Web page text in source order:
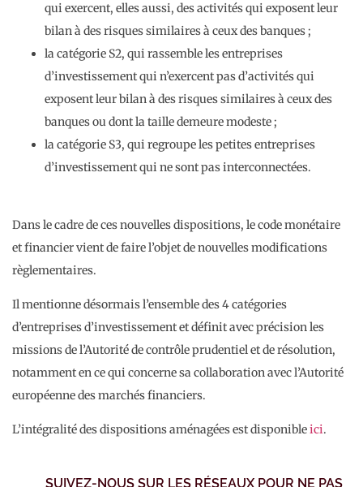
qui exercent, elles aussi, des activités qui exposent leur
bilan à des risques similaires à ceux des banques ;
la catégorie S2, qui rassemble les entreprises
d’investissement qui n’exercent pas d’activités qui
exposent leur bilan à des risques similaires à ceux des
banques ou dont la taille demeure modeste ;
la catégorie S3, qui regroupe les petites entreprises
d’investissement qui ne sont pas interconnectées.
Dans le cadre de ces nouvelles dispositions, le code monétaire
et financier vient de faire l’objet de nouvelles modifications
règlementaires.
Il mentionne désormais l’ensemble des 4 catégories
d’entreprises d’investissement et définit avec précision les
missions de l’Autorité de contrôle prudentiel et de résolution,
notamment en ce qui concerne sa collaboration avec l’Autorité
européenne des marchés financiers.
L’intégralité des dispositions aménagées est disponibleici.
SUIVEZ-NOUS SUR LES RÉSEAUX POUR NE PAS